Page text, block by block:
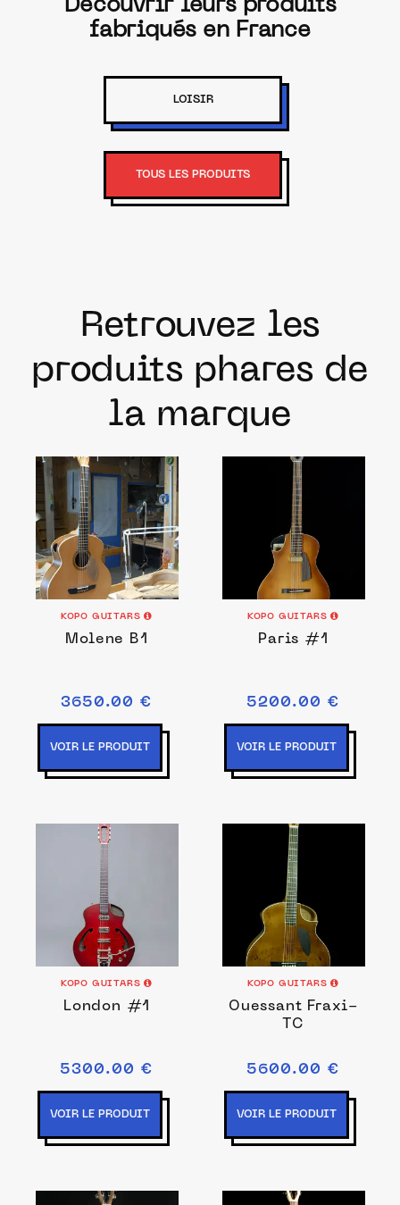
Découvrir leurs produits
fabriqués en France
LOISIR
TOUS LES PRODUITS
Retrouvez les
produits phares de
la marque
KOPO GUITARS
Molene B1
3650.00 €
VOIR LE PRODUIT
KOPO GUITARS
Paris #1
5200.00 €
VOIR LE PRODUIT
KOPO GUITARS
London #1
5300.00 €
VOIR LE PRODUIT
KOPO GUITARS
Ouessant Fraxi-
TC
5600.00 €
VOIR LE PRODUIT